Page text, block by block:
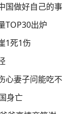
国做好自己的事
TOP30出炉
1死1伤
心妻子问能吃不
身亡